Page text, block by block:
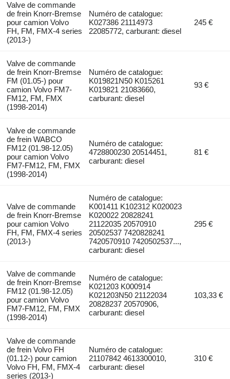
Valve de commande
de frein Knorr-Bremse
pour camion Volvo
FH, FM, FMX-4 series
(2013-)
Numéro de catalogue:
K027386 21114973
22085772, carburant: diesel
245 €
Valve de commande
de frein Knorr-Bremse
FM (01.05-) pour
camion Volvo FM7-
FM12, FM, FMX
(1998-2014)
Numéro de catalogue:
K019821N50 K015261
K019821 21083660,
carburant: diesel
93 €
Valve de commande
de frein WABCO
FM12 (01.98-12.05)
pour camion Volvo
FM7-FM12, FM, FMX
(1998-2014)
Numéro de catalogue:
4728800230 20514451,
carburant: diesel
81 €
Valve de commande
de frein Knorr-Bremse
pour camion Volvo
FH, FM, FMX-4 series
(2013-)
Numéro de catalogue:
K001411 K102312 K020023
K020022 20828241
21122035 20570910
20502537 7420828241
7420570910 7420502537...,
carburant: diesel
295 €
Valve de commande
de frein Knorr-Bremse
FM12 (01.98-12.05)
pour camion Volvo
FM7-FM12, FM, FMX
(1998-2014)
Numéro de catalogue:
K021203 K000914
K021203N50 21122034
20828237 20570906,
carburant: diesel
103,33 €
Valve de commande
de frein Volvo FH
(01.12-) pour camion
Volvo FH, FM, FMX-4
series (2013-)
Numéro de catalogue:
21107842 4613300010,
carburant: diesel
310 €